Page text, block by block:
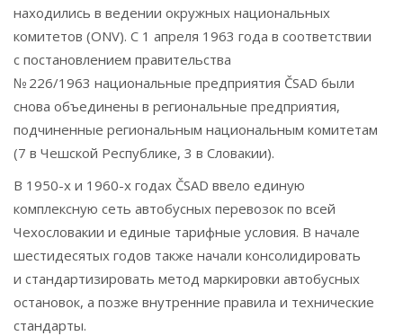
находились в ведении окружных национальных
комитетов (ONV). С 1 апреля 1963 года в соответствии
с постановлением правительства
№ 226/1963 национальные предприятия ČSAD были
снова объединены в региональные предприятия,
подчиненные региональным национальным комитетам
(7 в Чешской Республике, 3 в Словакии).
В 1950-х и 1960-х годах ČSAD ввело единую
комплексную сеть автобусных перевозок по всей
Чехословакии и единые тарифные условия. В начале
шестидесятых годов также начали консолидировать
и стандартизировать метод маркировки автобусных
остановок, а позже внутренние правила и технические
стандарты.